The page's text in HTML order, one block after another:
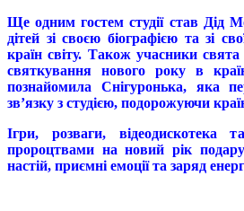
Ще одним гостем студії став Дід
дітей зі своєю біографією та зі
країн світу. Також учасники свята
святкування нового року в
познайомила Снігуронька, яка
зв’язку з студією, подорожуючи
Ігри, розваги, відеодискотека
пророцтвами на новий рік
настій, приємні емоції та заряд